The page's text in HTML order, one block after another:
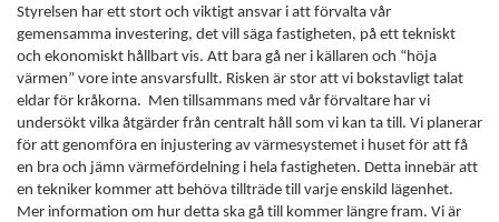
Styrelsen har ett stort och viktigt ansvar i att förvalta vår
gemensamma investering, det vill säga fastigheten, på ett tekniskt
och ekonomiskt hållbart vis. Att bara gå ner i källaren och “höja
värmen” vore inte ansvarsfullt. Risken är stor att vi bokstavligt talat
eldar för kråkorna. Men tillsammans med vår förvaltare har vi
undersökt vilka åtgärder från centralt håll som vi kan ta till. Vi planerar
för att genomföra en injustering av värmesystemet i huset för att få
en bra och jämn värmefördelning i hela fastigheten. Detta innebär att
en tekniker kommer att behöva tillträde till varje enskild lägenhet.
Mer information om hur detta ska gå till kommer längre fram. Vi är